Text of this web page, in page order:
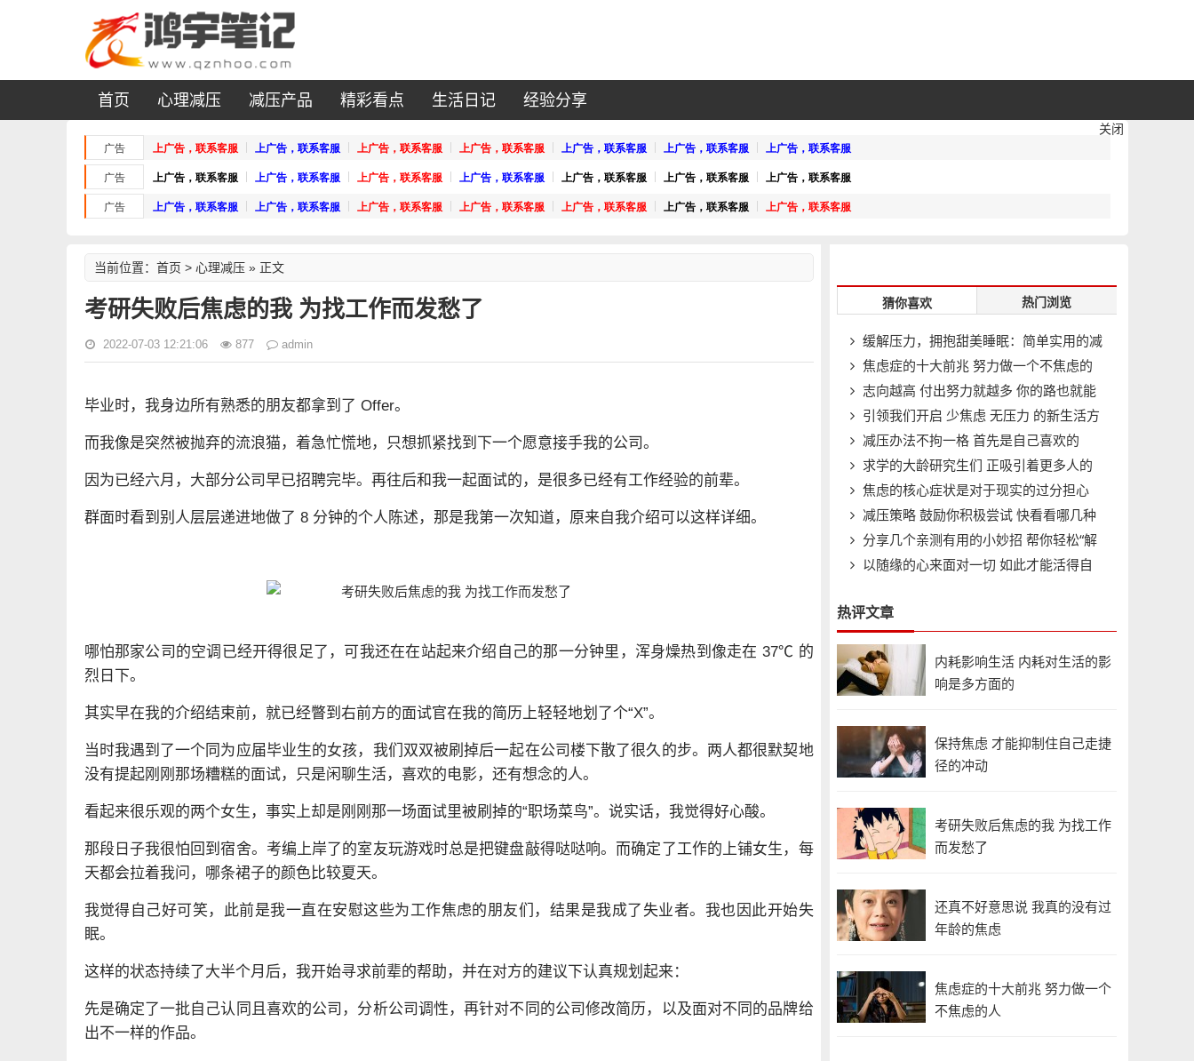
首页 心理减压 减压产品 精彩看点 生活日记 经验分享
关闭
当前位置： 首页 > 心理减压» 正文
考研失败后焦虑的我 为找工作而发愁了
2022-07-03 12:21:06 877 admin
毕业时，我身边所有熟悉的朋友都拿到了 Offer。
而我像是突然被抛弃的流浪猫，着急忙慌地，只想抓紧找到下一个愿意接手我的公司。
因为已经六月，大部分公司早已招聘完毕。再往后和我一起面试的，是很多已经有工作经验的前辈。
群面时看到别人层层递进地做了 8 分钟的个人陈述，那是我第一次知道，原来自我介绍可以这样详细。
哪怕那家公司的空调已经开得很足了，可我还在在站起来介绍自己的那一分钟里，浑身燥热到像走在 37℃ 的
烈日下。
其实早在我的介绍结束前，就已经瞥到右前方的面试官在我的简历上轻轻地划了个“X”。
当时我遇到了一个同为应届毕业生的女孩，我们双双被刷掉后一起在公司楼下散了很久的步。两人都很默契地
没有提起刚刚那场糟糕的面试，只是闲聊生活，喜欢的电影，还有想念的人。
看起来很乐观的两个女生，事实上却是刚刚那一场面试里被刷掉的“职场菜鸟”。说实话，我觉得好心酸。
那段日子我很怕回到宿舍。考编上岸了的室友玩游戏时总是把键盘敲得哒哒响。而确定了工作的上铺女生，每
天都会拉着我问，哪条裙子的颜色比较夏天。
我觉得自己好可笑，此前是我一直在安慰这些为工作焦虑的朋友们，结果是我成了失业者。我也因此开始失
眠。
这样的状态持续了大半个月后，我开始寻求前辈的帮助，并在对方的建议下认真规划起来：
先是确定了一批自己认同且喜欢的公司，分析公司调性，再针对不同的公司修改简历，以及面对不同的品牌给
出不一样的作品。
猜你喜欢 热门浏览
缓解压力，拥抱甜美睡眠：简单实用的减
压秘籍
焦虑症的十大前兆 努力做一个不焦虑的
人志向越高 付出努力就越多 你的路也就能
走越远
引领我们开启 少焦虑 无压力 的新生活方
式减压办法不拘一格 首先是自己喜欢的
求学的大龄研究生们 正吸引着更多人的
关注焦虑的核心症状是对于现实的过分担心
减压策略 鼓励你积极尝试 快看看哪几种
方式最适合自己?
分享几个亲测有用的小妙招 帮你轻松“解
压”!以随缘的心来面对一切 如此才能活得自
热评文章
内耗影响生活 内耗对生活的影
响是多方面的
保持焦虑 才能抑制住自己走捷
径的冲动
考研失败后焦虑的我 为找工作
而发愁了
还真不好意思说 我真的没有过
年龄的焦虑
焦虑症的十大前兆 努力做一个
不焦虑的人